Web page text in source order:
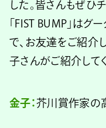
した。皆さんもぜひチ
「FIST BUMP」はグ
で、お友達をご紹介
子さんがご紹介して
金子：芥川賞作家の